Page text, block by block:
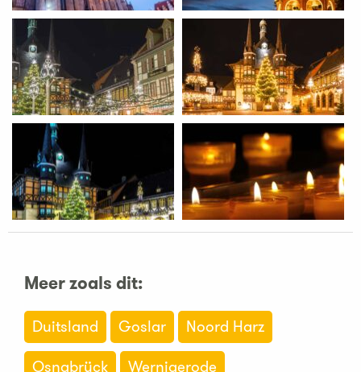
Meer zoals dit:
Duitsland Goslar
Noord Harz
Osnabrück
Wernigerode